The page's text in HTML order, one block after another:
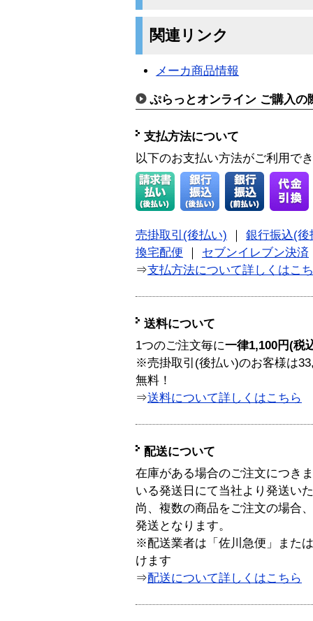
関連リンク
メーカ商品情報
ぷらっとオンライン ご購入の
支払方法について
以下のお支払い方法がご利用で
売掛取引(後払い)
銀行振込(後
換宅配便
セブンイレブン決済
⇒支払方法について詳しくはこ
送料について
1つのご注文毎に一律1,100円(税
※売掛取引(後払い)のお客様は
無料！
⇒送料について詳しくはこちら
配送について
在庫がある場合のご注文につき
いる発送日にて当社より発送い
尚、複数の商品をご注文の場合
発送となります。
※配送業者は「佐川急便」また
けます
⇒配送について詳しくはこちら